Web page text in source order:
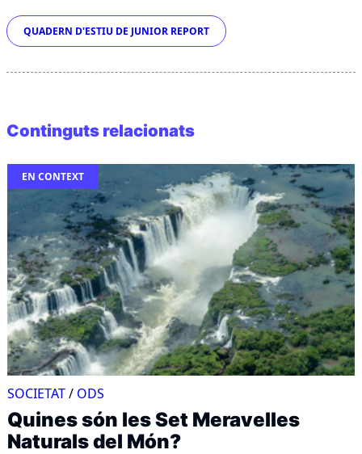
Etiquetes
QUADERN D'ESTIU DE JUNIOR REPORT
Continguts relacionats
EN CONTEXT
SOCIETAT/ ODS
Quines són les Set Meravelles
Naturals del Món?